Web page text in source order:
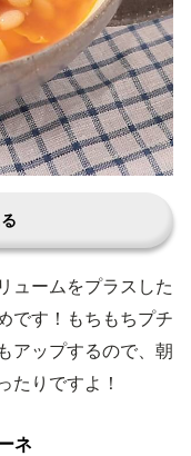
ュームをプラスした
です！もちもちプチ
アップするので、朝
たりですよ！
ネ